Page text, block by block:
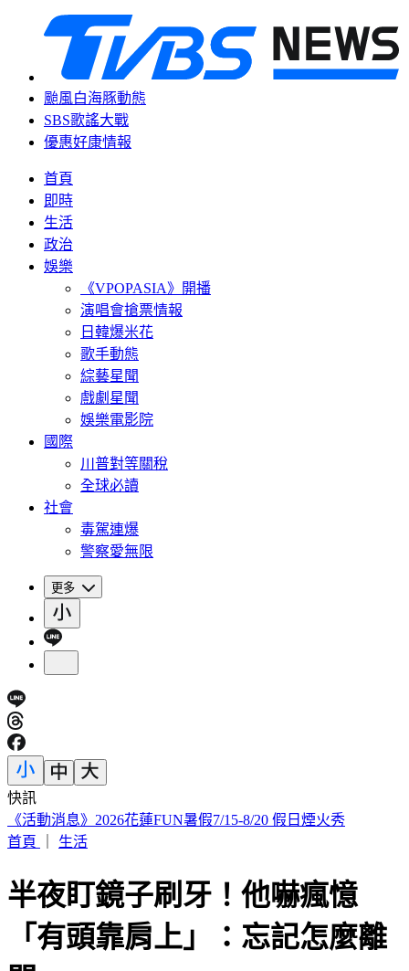
颱風白海豚動態
SBS歌謠大戰
優惠好康情報
首頁
即時
生活
政治
娛樂
《VPOPASIA》開播
演唱會搶票情報
日韓爆米花
歌手動態
綜藝星聞
戲劇星聞
娛樂電影院
國際
川普對等關稅
全球必讀
社會
毒駕連爆
警察愛無限
更多
快訊
2026 SBS歌謠大戰SUMMER／最美小貓咪來了！MEOVV白
禮服仙氣走藍毯
半夜盯鏡子刷牙！他嚇瘋憶
「有頭靠肩上」：忘記怎麼離